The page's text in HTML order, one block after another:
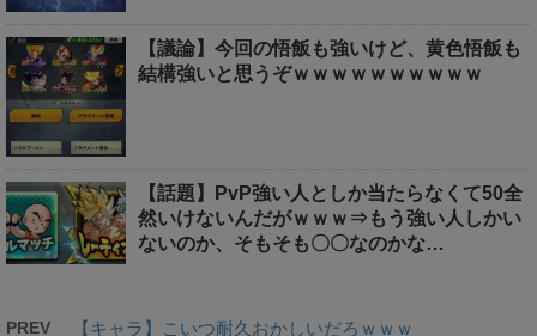
【議論】今回の悟飯も強いけど、黄色悟飯も
結構強いと思うぞｗｗｗｗｗｗｗｗｗｗ
【話題】PvP強い人としか当たらなくて50全
然いけないんだがｗｗｗ⇒もう強い人しかい
ないのか、そもそも〇〇なのかな…
PREV 【キャラ】こいつ耐久おかしいだろｗｗｗ